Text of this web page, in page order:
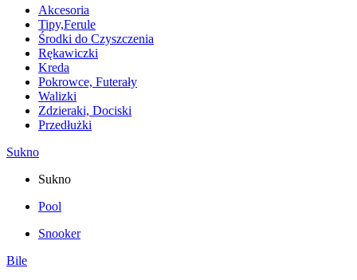
Akcesoria
Tipy,Ferule
Środki do Czyszczenia
Rękawiczki
Kreda
Pokrowce, Futerały
Walizki
Zdzieraki, Dociski
Przedłużki
Sukno
Sukno
Pool
Snooker
Bile